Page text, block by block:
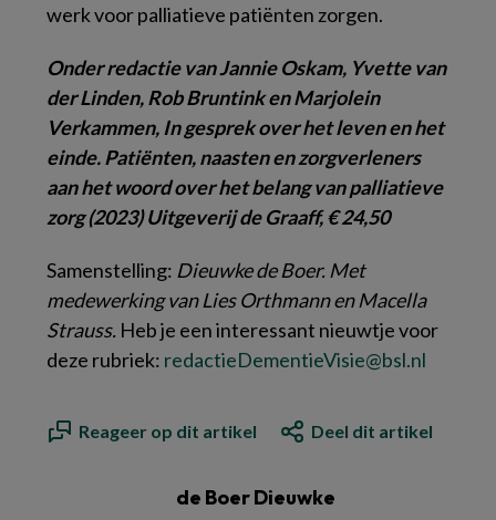
werk voor palliatieve patiënten zorgen.
Onder redactie van Jannie Oskam, Yvette van
der Linden, Rob Bruntink en Marjolein
Verkammen, In gesprek over het leven en het
einde. Patiënten, naasten en zorgverleners
aan het woord over het belang van palliatieve
zorg (2023) Uitgeverij de Graaff, € 24,50
Samenstelling: Dieuwkede Boer. Met
medewerking van Lies Orthmann en Macella
Strauss. Heb je een interessant nieuwtje voor
deze rubriek: redactieDementieVisie@bsl.nl
Reageer op dit artikel Deel dit artikel
de Boer Dieuwke